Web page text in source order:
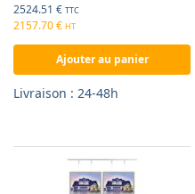
2524.51 € TTC
2157.70€ HT
Ajouter au panier
Livraison : 24-48h